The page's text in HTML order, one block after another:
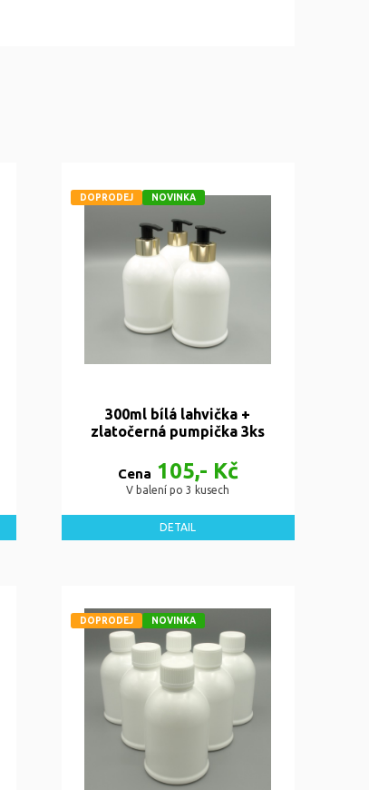
DOPRODEJ NOVINKA
300ml bílá lahvička +
zlatočerná pumpička 3ks
Cena 105,- Kč
V balení po 3 kusech
DETAIL
DOPRODEJ NOVINKA